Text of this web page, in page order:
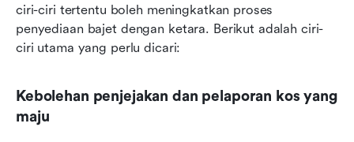
ciri-ciri tertentu boleh meningkatkan proses
penyediaan bajet dengan ketara. Berikut adalah ciri-
ciri utama yang perlu dicari:
Kebolehan penjejakan dan pelaporan kos yang
maju